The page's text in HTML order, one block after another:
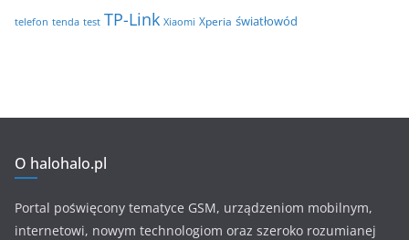
telefon tenda test TP-Link Xiaomi Xperia światłowód
O halohalo.pl
Portal poświęcony tematyce GSM, urządzeniom mobilnym,
internetowi, nowym technologiom oraz szeroko rozumianej